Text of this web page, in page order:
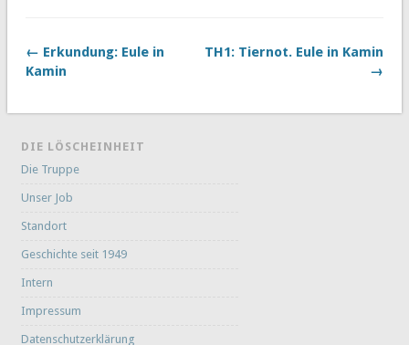
← Erkundung: Eule in
Kamin
TH1: Tiernot. Eule in Kamin
→
DIE LÖSCHEINHEIT
Die Truppe
Unser Job
Standort
Geschichte seit 1949
Intern
Impressum
Datenschutzerklärung